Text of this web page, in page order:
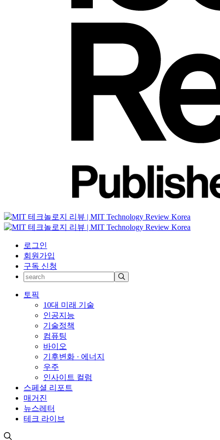
로그인
회원가입
구독 신청
토픽
10대 미래 기술
인공지능
기술정책
컴퓨팅
바이오
기후변화 · 에너지
우주
인사이트 컬럼
스페셜 리포트
매거진
뉴스레터
테크 라이브